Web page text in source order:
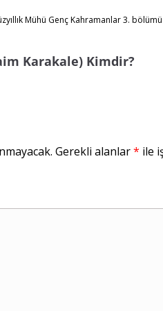
Mühü Genç Kahramanlar 3.
Karakale) Kimdir?
Gerekli alanlar* ile